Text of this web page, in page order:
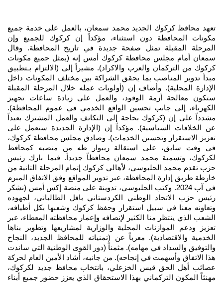
تعهد محافظ كركوك الجديد محمد سمعان، بالعمل على خدمة جميع
مكونات المحافظة دون استثناء، مؤكداً إن كركوك للجميع وإن
المرحلة المقبلة تمثل صفحة جديدة في تاريخ المحافظة. وقال
سمعان أمام مجلس محافظة كركوك أمس إنه (يمثل جميع مكونات
كركوك من التركمان والعرب والاكراد). مشيراً إلى (الالتزام بـتطبيق
مبدأ تدوير المناصب بما يحقق الشراكة بين مختلف المكونات داخل
الإدارة المحلية). وأضاف إن (أولويات عمله خلال المرحلة المقبلة
ستكون معالجة أزمة الوقود، والعمل على زيادة ساعات تجهيز
الكهرباء، إلى جانب تحسين الواقع الخدمي في عموم المحافظة).
مشدداً على إن (كركوك بحاجة إلى التكاتف والعمل المشترك بعيداً
عن الخلافات السياسية). مؤكداً إن (الإدارة الجديدة ستعمل على
تعزيز الاستقرار وتحسين الخدمات). وصادق مجلس محافظة كركوك،
في وقت سابق، على استقالة ريبوار طه من منصبه كمحافظ
لكركوك، وتسمية محمد سمعان محافظاً جديداً. فيما بارك رئيس
حزب تقدم محمد الحلبوسي، لأهالي كركوك إتمام المرحلة الثانية من
خارطة طريق إدارة المحافظة، عبر تدوير المواقع وفق الاتفاق المبرم
في آب 2024. وكتب الحلبوسي، تدوينة على منصة إكس أمس (نشكر
رئيس حزب الاتحاد الوطني الكردستاني بافل الطالباني، لجهوده
وتعاونه معنا في سبيل استقرار وحفظ كركوك وشعبها بكل أطيافه،
الشعب الذي ينتظر منا الكثير لإنصافه وإعمار محافظته المعطاء، عبر
تعزيز ودعم الموازنات المحلية والوزارية لمشاريعها وتطوير بناها
الخدمية والاقتصادية). معرباً عن (تمنياته للمحافظ الجديد، النجاح
والتوفيق والسداد في مهامه). مثمناً (دور القوى الوطنية التي ساندت
هذا الاتفاق وأسهمت في إنجاحه). من جانبه، أشاد الأمين العام لحركة
عصائب أهل الحق قيس الخزعلي، بانتخاب محافظ جديد لكركوك،
مهنئاً المكون التركماني بهذا الاستحقاق الذي يعزز حضور جميع أبناء